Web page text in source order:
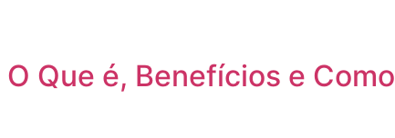
Que é, Benefícios e Como